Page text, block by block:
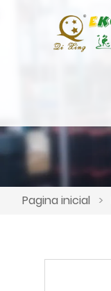
Pagina inicial >